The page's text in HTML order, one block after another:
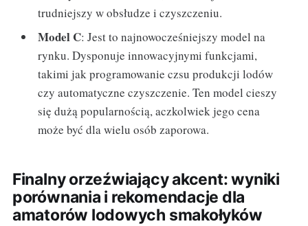
trudniejszy w obsłudze i czyszczeniu.
Model C: Jest to najnowocześniejszy model na
rynku. Dysponuje innowacyjnymi funkcjami,
takimi jak programowanie czsu produkcji lodów
czy automatyczne czyszczenie. Ten model cieszy
się dużą popularnością, aczkolwiek jego cena
może być dla wielu osób zaporowa.
Finalny orzeźwiający akcent: wyniki
porównania i rekomendacje dla
amatorów lodowych smakołyków